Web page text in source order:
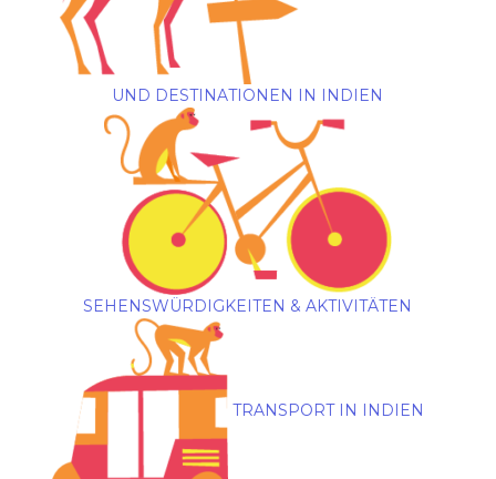
UND DESTINATIONEN IN INDIEN
SEHENSWÜRDIGKEITEN & AKTIVITÄTEN
TRANSPORT IN INDIEN